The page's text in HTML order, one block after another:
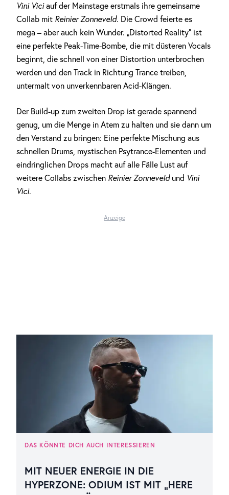
Vini Viciauf der Mainstage erstmals ihre gemeinsame
Collab mit Reinier Zonneveld. Die Crowd feierte es
mega – aber auch kein Wunder. „Distorted Reality“ ist
eine perfekte Peak-Time-Bombe, die mit düsteren Vocals
beginnt, die schnell von einer Distortion unterbrochen
werden und den Track in Richtung Trance treiben,
untermalt von unverkennbaren Acid-Klängen.
Der Build-up zum zweiten Drop ist gerade spannend
genug, um die Menge in Atem zu halten und sie dann um
den Verstand zu bringen: Eine perfekte Mischung aus
schnellen Drums, mystischen Psytrance-Elementen und
eindringlichen Drops macht auf alle Fälle Lust auf
weitere Collabs zwischen Reinier Zonneveldund Vini
Vici.
Anzeige
DAS KÖNNTE DICH AUCH INTERESSIEREN
MIT NEUER ENERGIE IN DIE
HYPERZONE: ODIUM IST MIT „HERE